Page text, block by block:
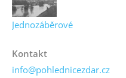
Jednozáběrové
Kontakt
info@pohlednicezdar.cz